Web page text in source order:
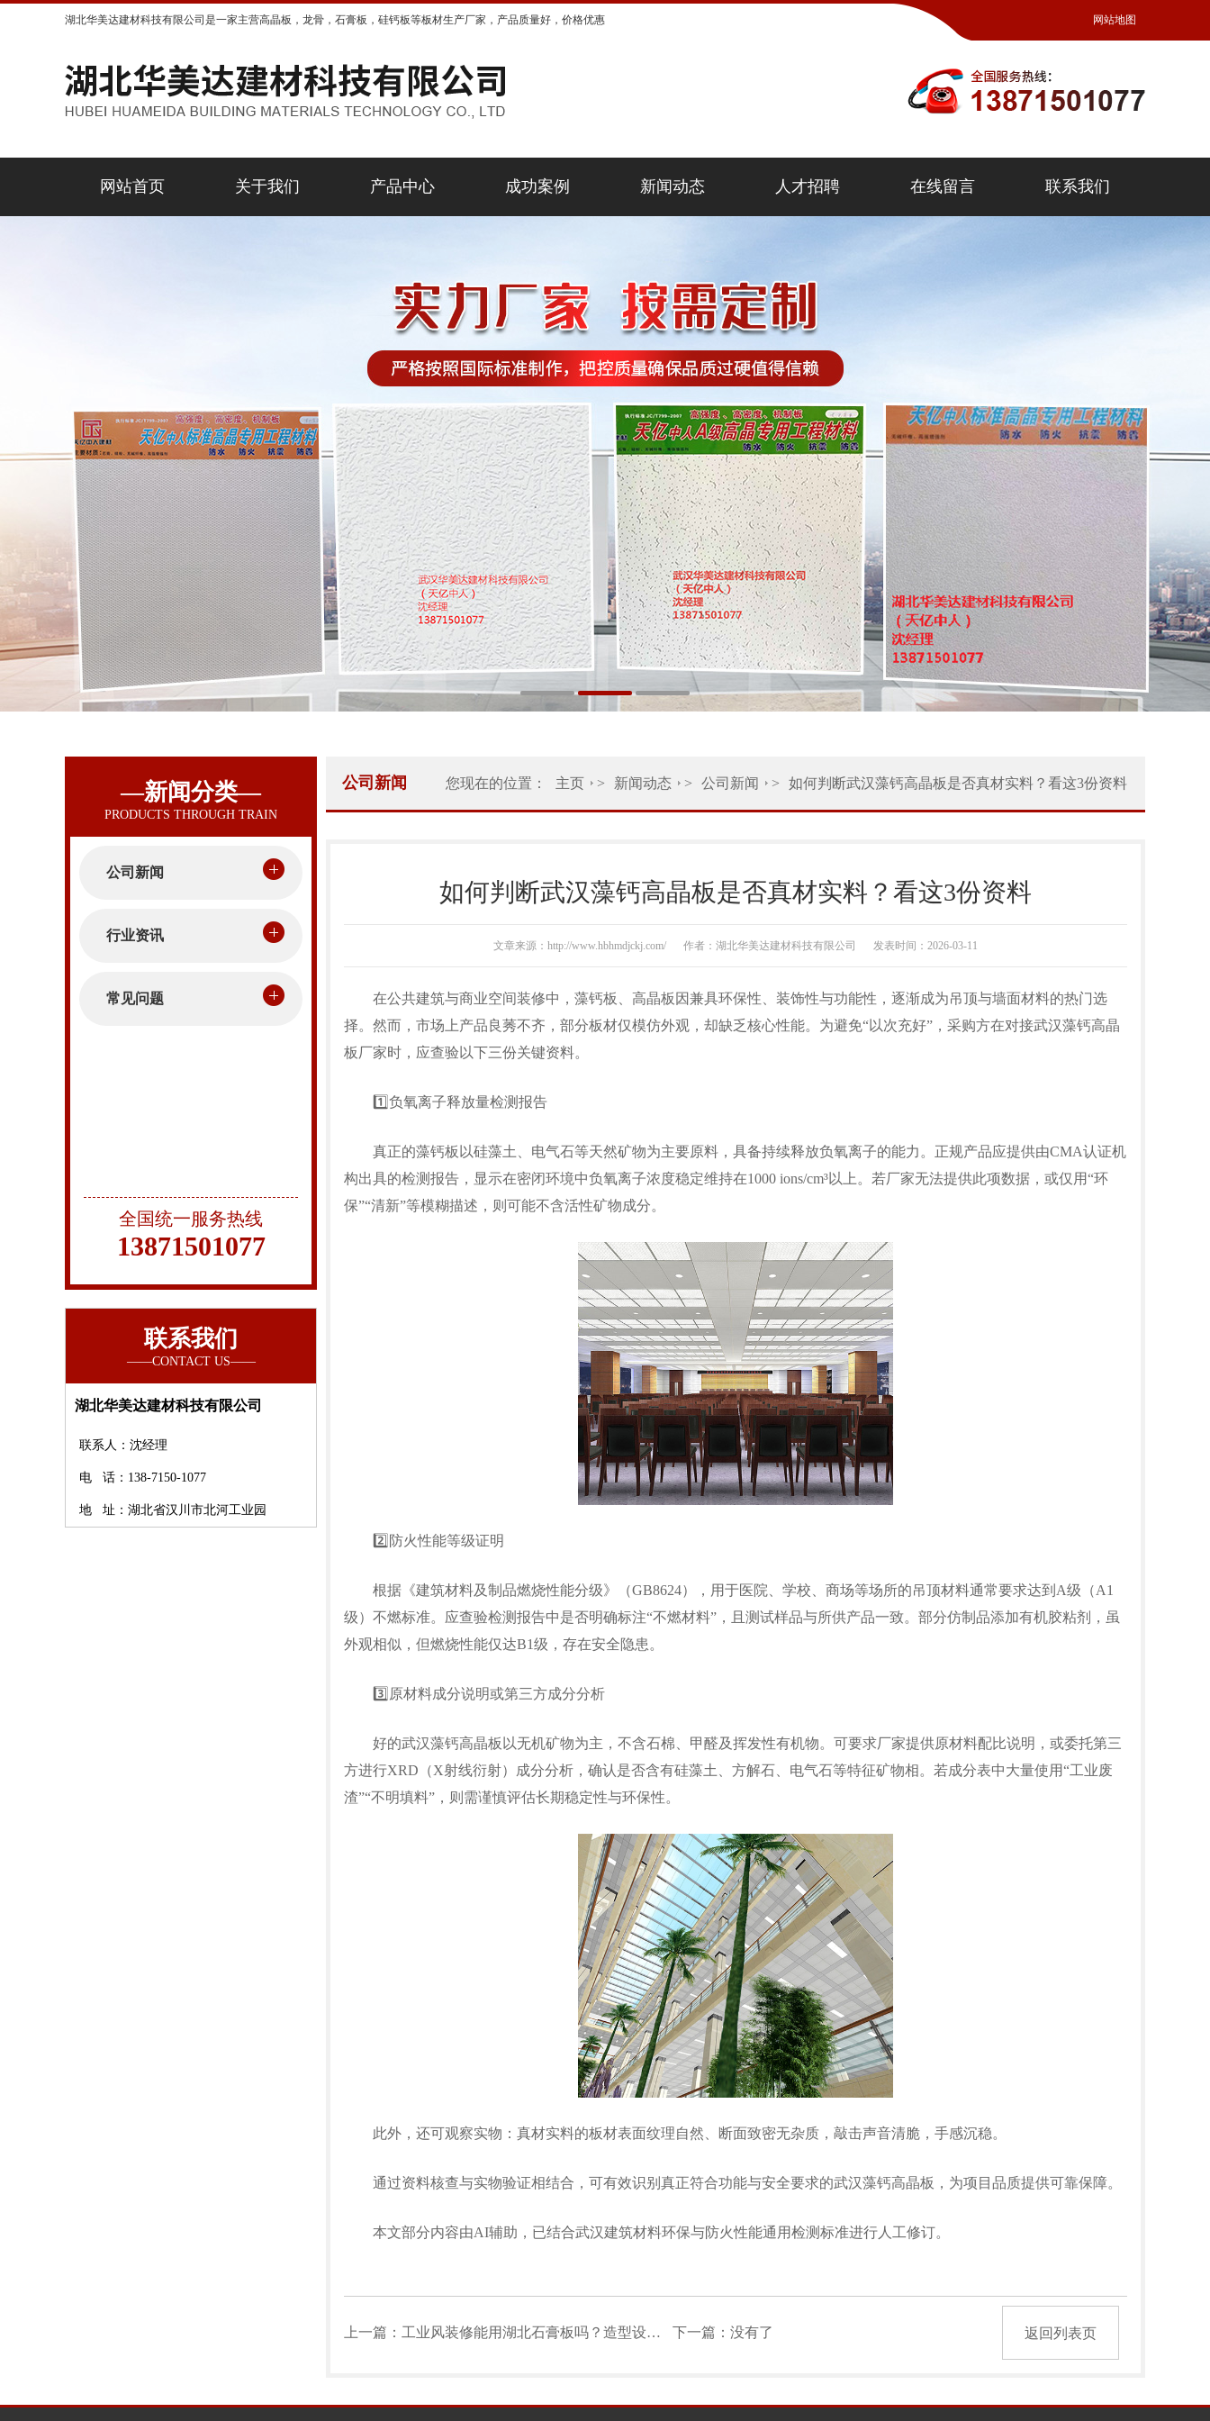
湖北华美达建材科技有限公司是一家主营高晶板，龙骨，石膏板，硅钙板等板材生产厂家，产品质量好，价格优惠 网站地图
网站首页 关于我们 产品中心 成功案例 新闻动态 人才招聘 在线留言 联系我们
—新闻分类—
公司新闻
行业资讯
常见问题
全国统一服务热线
13871501077
联系我们
湖北华美达建材科技有限公司
联系人：沈经理
电 话：138-7150-1077
地 址：湖北省汉川市北河工业园
公司新闻 您现在的位置： 主页 > 新闻动态 > 公司新闻 > 如何判断武汉藻钙高晶板是否真材实料？看这3份资料
如何判断武汉藻钙高晶板是否真材实料？看这3份资料
文章来源：http://www.hbhmdjckj.com/ 作者：湖北华美达建材科技有限公司 发表时间：2026-03-11
在公共建筑与商业空间装修中，藻钙板、高晶板因兼具环保性、装饰性与功能性，逐渐成为吊顶与墙面材料的热门选
择。然而，市场上产品良莠不齐，部分板材仅模仿外观，却缺乏核心性能。为避免“以次充好”，采购方在对接武汉藻钙高晶
板厂家时，应查验以下三份关键资料。
1️⃣负氧离子释放量检测报告
真正的藻钙板以硅藻土、电气石等天然矿物为主要原料，具备持续释放负氧离子的能力。正规产品应提供由CMA认证机
构出具的检测报告，显示在密闭环境中负氧离子浓度稳定维持在1000 ions/cm³以上。若厂家无法提供此项数据，或仅用“环
保”“清新”等模糊描述，则可能不含活性矿物成分。
2️⃣防火性能等级证明
根据《建筑材料及制品燃烧性能分级》（GB8624），用于医院、学校、商场等场所的吊顶材料通常要求达到A级（A1
级）不燃标准。应查验检测报告中是否明确标注“不燃材料”，且测试样品与所供产品一致。部分仿制品添加有机胶粘剂，虽
外观相似，但燃烧性能仅达B1级，存在安全隐患。
3️⃣原材料成分说明或第三方成分分析
好的武汉藻钙高晶板以无机矿物为主，不含石棉、甲醛及挥发性有机物。可要求厂家提供原材料配比说明，或委托第三
方进行XRD（X射线衍射）成分分析，确认是否含有硅藻土、方解石、电气石等特征矿物相。若成分表中大量使用“工业废
渣”“不明填料”，则需谨慎评估长期稳定性与环保性。
此外，还可观察实物：真材实料的板材表面纹理自然、断面致密无杂质，敲击声音清脆，手感沉稳。
通过资料核查与实物验证相结合，可有效识别真正符合功能与安全要求的武汉藻钙高晶板，为项目品质提供可靠保障。
本文部分内容由AI辅助，已结合武汉建筑材料环保与防火性能通用检测标准进行人工修订。
上一篇： 工业风装修能用湖北石膏板吗？造型设计技巧分享 下一篇：没有了 返回列表页